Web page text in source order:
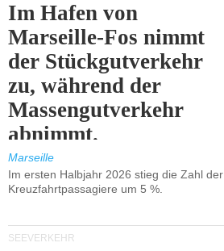
Im Hafen von
Marseille-Fos nimmt
der Stückgutverkehr
zu, während der
Massengutverkehr
abnimmt.
Marseille
Im ersten Halbjahr 2026 stieg die Zahl der
Kreuzfahrtpassagiere um 5 %.
SEEVERKEHR